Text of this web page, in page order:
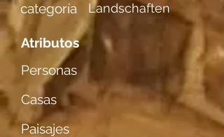
categoría Landschaften
Atributos
Personas
Casas
Paisajes